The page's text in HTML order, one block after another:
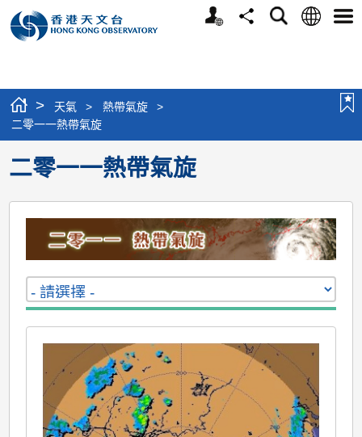
個
分
搜
語
選
> 天氣 > 熱帶氣旋
>
二零一一熱帶氣旋
二零一一熱帶氣旋